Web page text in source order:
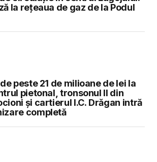
la rețeaua de gaz de la Podul
peste 21 de milioane de lei la
pietonal, tronsonul II din
și cartierul I.C. Drăgan intră
completă